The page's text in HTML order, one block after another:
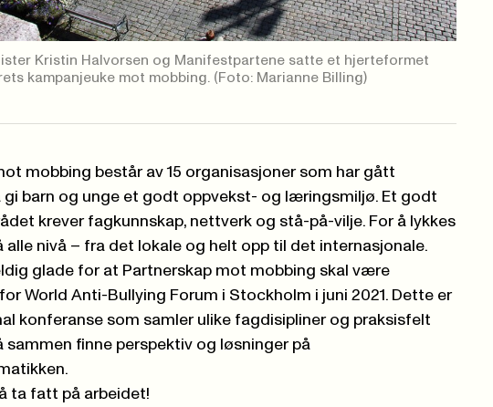
Kristin Halvorsen og Manifestpartene satte et hjerteformet
kampanjeuke mot mobbing. (Foto: Marianne Billing)
mobbing består av 15 organisasjoner som har gått
gi barn og unge et godt oppvekst- og læringsmiljø. Et godt
krever fagkunnskap, nettverk og stå-på-vilje. For å lykkes
alle nivå – fra det lokale og helt opp til det internasjonale.
glade for at Partnerskap mot mobbing skal være
World Anti-Bullying Forum i Stockholm i juni 2021. Dette er
konferanse som samler ulike fagdisipliner og praksisfelt
sammen finne perspektiv og løsninger på
ta fatt på arbeidet!